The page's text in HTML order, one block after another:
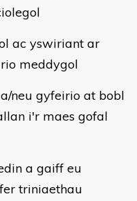
ac yswiriant ar
meddygol
neu gyfeirio at bobl
i'r maes gofal
a gaiff eu
triniaethau